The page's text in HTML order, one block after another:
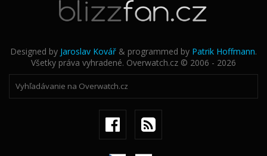
Designed by Jaroslav Kovář & programmed by Patrik Hoffmann.
Všetky práva vyhradené. Overwatch.cz © 2006 - 2026